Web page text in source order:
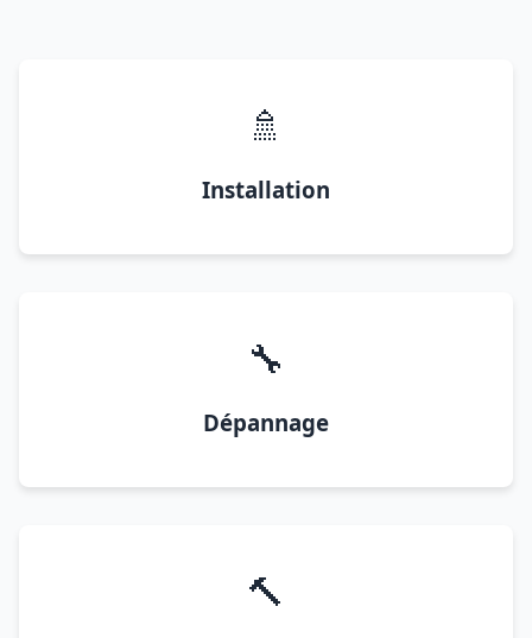
🚿
Installation
🔧
Dépannage
🔨